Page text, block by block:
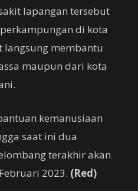
lapangan tersebut
di kota
langsung membantu
maupun dari kota
kemanusiaan
saat ini dua
terakhir akan
2023.​ (Red)